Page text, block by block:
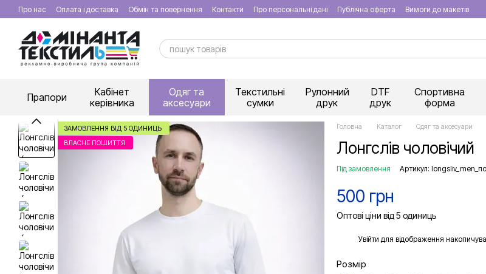
Перейти к основному контенту
Про нас Оплата і доставка Обмін та повернення Контакти Про персональні дані Публічна оферта Вимоги до макетів
Прапори
Кабінет
керівника
Одяг та
аксесуари
Текстильні
сумки
Рулонний
друк
DTF
друк
Спортивна
форма
ЗАМОВЛЕННЯ ВІД 5 ОДИНИЦЬ
ВЛАСНЕ ПОШИТТЯ
Головна Каталог Одяг та аксесуари
Лонгслів чоловічий
Під замовлення Артикул:
500 грн
Оптові ціни від 5 одиниць
Увійти для відображення
Розмір